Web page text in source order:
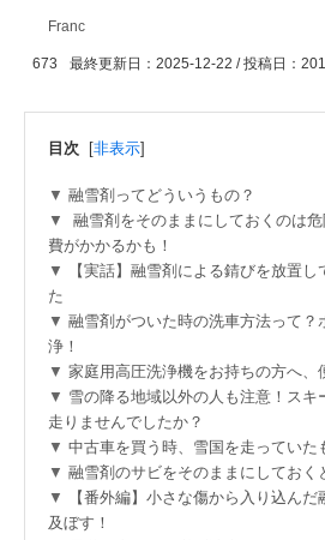
Franc
673 最終更新日：2025-12-22 / 投稿日：
目次 [非表示]
融雪剤ってどういうもの？
融雪剤をそのままにしておくのは
費がかかるかも！
【実話】融雪剤による錆びを放置
た
融雪剤がついた時の洗車方法って？
浄！
家庭用高圧洗浄機をお持ちの方へ、
雪の降る地域以外の人も注意！スキ
走りませんでしたか？
中古車を買う時、雪国を走っていた
融雪剤のサビをそのままにしておく
【番外編】小さな傷から入り込ん
及ぼす！